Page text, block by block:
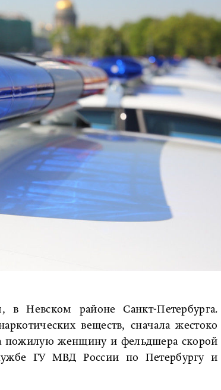
Невском районе Санкт-Петербурга.
веществ, сначала жестоко
пожилую женщину и фельдшера скорой
ГУ МВД России по Петербургу и